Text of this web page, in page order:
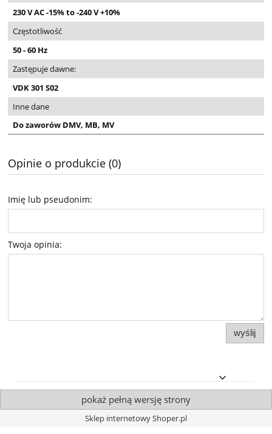
230 V AC -15% to -240 V +10%
Częstotliwość
50 - 60 Hz
Zastępuje dawne:
VDK 301 S02
Inne dane
Do zaworów DMV, MB, MV
Opinie o produkcie (0)
Imię lub pseudonim:
Twoja opinia:
wyślij
pokaż pełną wersję strony
Sklep internetowy Shoper.pl